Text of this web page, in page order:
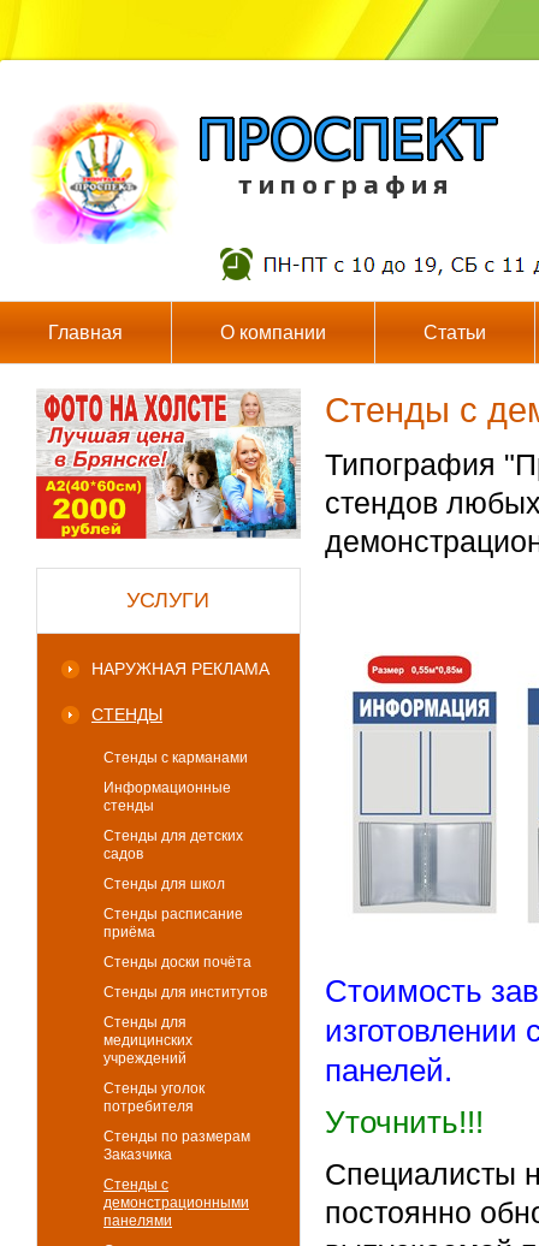
т и п о г р а ф и я
Главная О компании Статьи
УСЛУГИ
НАРУЖНАЯ РЕКЛАМА
СТЕНДЫ
Стенды с карманами
Информационные
стенды
Стенды для детских
садов
Стенды для школ
Стенды расписание
приёма
Стенды доски почёта
Стенды для институтов
Стенды для
медицинских
учреждений
Стенды уголок
потребителя
Стенды по размерам
Заказчика
Стенды с
демонстрационными
панелями
Стенды с
Типография
стендов
Стоимость
изготовлении
панелей.
Уточнить!!!
Специалисты
постоянно